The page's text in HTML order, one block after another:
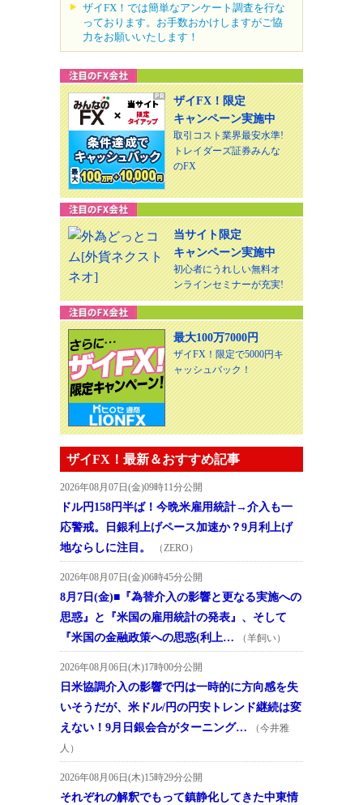
ザイFX！では簡単なアンケート調査を行な
っております。お手数おかけしますがご協
力をお願いいたします！
ザイFX！限定
キャンペーン実施中
取引コスト業界最安水準!
トレイダーズ証券みんな
のFX
当サイト限定
キャンペーン実施中
初心者にうれしい無料オ
ンラインセミナーが充実!
最大100万7000円
ザイFX！限定で5000円キ
ャッシュバック！
ザイFX！最新＆おすすめ記事
2026年08月07日(金)09時11分公開
ドル円158円半ば！今晩米雇用統計→介入も一
応警戒。日銀利上げペース加速か？9月利上げ
地ならしに注目。
（ZERO）
2026年08月07日(金)06時45分公開
8月7日(金)■『為替介入の影響と更なる実施への
思惑』と『米国の雇用統計の発表』、そして
『米国の金融政策への思惑(利上…
（羊飼い）
2026年08月06日(木)17時00分公開
日米協調介入の影響で円は一時的に方向感を失
いそうだが、米ドル/円の円安トレンド継続は変
えない！9月日銀会合がターニング…
（今井雅
人）
2026年08月06日(木)15時29分公開
それぞれの解釈でもって鎮静化してきた中東情